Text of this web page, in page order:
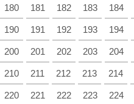
180 181 182 183 184
190 191 192 193 194
200 201 202 203 204
210 211 212 213 214
220 221 222 223 224